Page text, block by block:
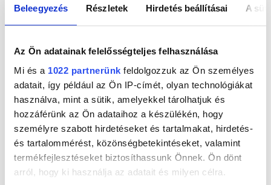
Beleegyezés Részletek Hirdetés beállításai A
Az Ön adatainak felelősségteljes felhasználása
Mi és a 1022 partnerünk feldolgozzuk az Ön személyes
adatait, így például az Ön IP-címét, olyan technológiákat
használva, mint a sütik, amelyekkel tárolhatjuk és
hozzáférünk az Ön adataihoz a készülékén, hogy
személyre szabott hirdetéseket és tartalmakat, hirdetés-
és tartalommérést, közönségbetekintéseket, valamint
termékfejlesztéseket biztosíthassunk Önnek. Ön dönt
arról, hogy ki használja az adatait és milyen célra.
a futás, aerobic, jégkorong, kerékpározás vagy a
Sporttudományi Egyetemen múlt szombaton
rendezett egész estés program volt, a látogatók itt
is számos sportágat próbálhattak ki, miközben az
együtt gondolkodás is teret kapott szakmai
kerekasztalbeszélgetések során.
A szervezők célja, hogy az Európai Sporthét ne
csupán egy eseménysorozat legyen, hanem
életmódváltásra inspiráló közösségi élmény, amely